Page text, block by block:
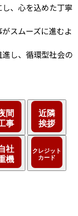
し、心を込めた丁寧
スムーズに進むよ
し、循環型社会の